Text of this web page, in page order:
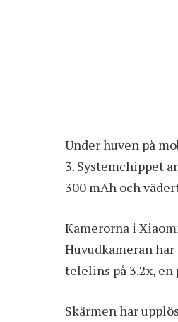
Under huven på
3. Systemchippet
300 mAh och
Kamerorna i
Huvudkameran
telelins på 3.2x,
Skärmen har